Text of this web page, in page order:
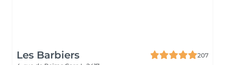
Les Barbiers
207